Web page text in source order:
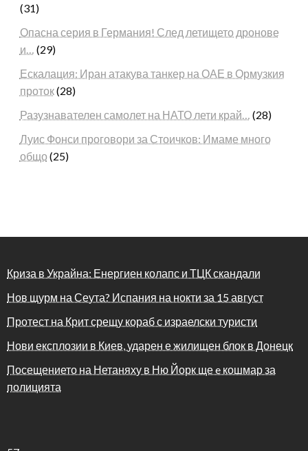
(31)
Опасна серия в Германия! След летището дронове
и… (29)
Ескалация: Иран атакува танкер на ОАЕ в Ормузкия
проток(28)
Разузнавателен самолет на НАТО лети край… (28)
Луис Фонси проговори за Стоичков: Имаме много
общо (25)
Криза в Украйна: Енергиен колапс и ТЦК скандали
Нов щурм на Сеута? Испания на нокти за 15 август
Протест на Крит срещу кораб с израелски туристи
Нови експлозии в Киев, ударен е жилищен блок в Донецк
Посещението на Нетаняху в Ню Йорк ще e кошмар за
полицията